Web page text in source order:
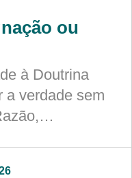
ou
à Doutrina
a verdade sem